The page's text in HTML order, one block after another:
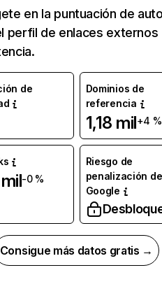
en la puntuación de
perfil de enlaces externos
de
Dominios de
referencia
1,18 mil+4 %
-0 %
Riesgo de
penalización de
Google
Consigue más datos gratis →